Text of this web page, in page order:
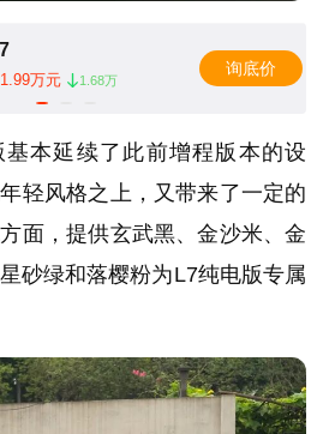
万元 1.68万
询底价
基本延续了此前增程版本的设
轻风格之上，又带来了一定的
面，提供玄武黑、金沙米、金
砂绿和落樱粉为L7纯电版专属